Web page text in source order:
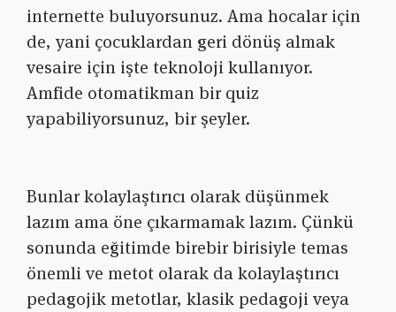
internette buluyorsunuz. Ama hocalar için
de, yani çocuklardan geri dönüş almak
vesaire için işte teknoloji kullanıyor.
Amfide otomatikman bir quiz
yapabiliyorsunuz, bir şeyler.
Bunlar kolaylaştırıcı olarak düşünmek
lazım ama öne çıkarmamak lazım. Çünkü
sonunda eğitimde birebir birisiyle temas
önemli ve metot olarak da kolaylaştırıcı
pedagojik metotlar, klasik pedagoji veya